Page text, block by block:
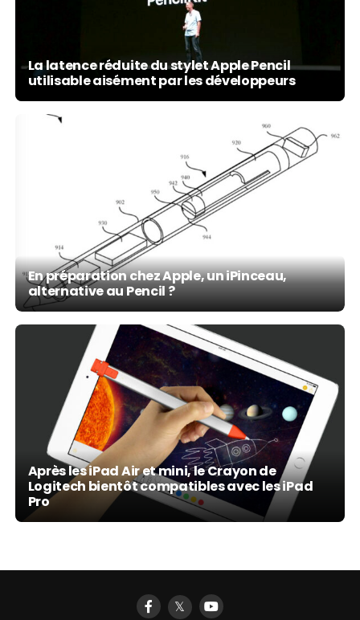
La latence réduite du stylet Apple Pencil
utilisable aisément par les développeurs
En préparation chez Apple, un iPinceau,
alternative au Pencil ?
Après les iPad Air et mini, le Crayon de
Logitech bientôt compatibles avec les iPad
Pro
𝕏